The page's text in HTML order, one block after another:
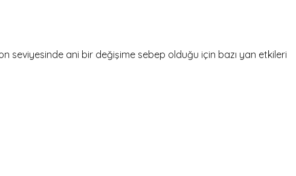
seviyesinde ani bir değişime sebep olduğu için bazı yan etkileri